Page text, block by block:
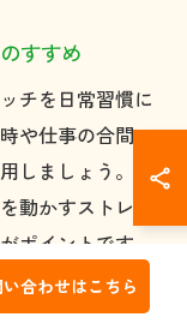
すすめ
チを日常習慣に
や仕事の合間、
しましょう。例
動かすストレッ
ポイントです。
と快適な毎日へ
合わせはこちら